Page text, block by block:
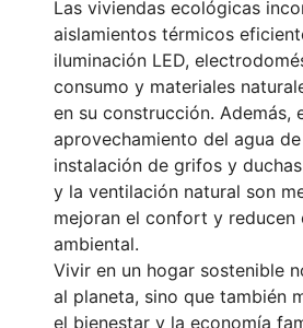
Las viviendas ecológicas
aislamientos térmicos
iluminación LED,
consumo y materiales
en su construcción. Además,
aprovechamiento del agua
instalación de grifos y
y la ventilación natural son
mejoran el confort y reducen
ambiental.
Vivir en un hogar sostenible
al planeta, sino que también
el bienestar y la economía